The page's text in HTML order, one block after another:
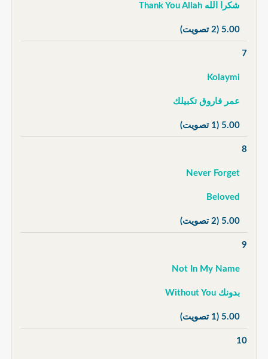
شكرا الله Thank You Allah
5.00 (2 تصويت)
7
Kolaymi
عمر فاروق تكبيلك
5.00 (1 تصويت)
8
Never Forget
Beloved
5.00 (2 تصويت)
9
Not In My Name
بدونك Without You
5.00 (1 تصويت)
10